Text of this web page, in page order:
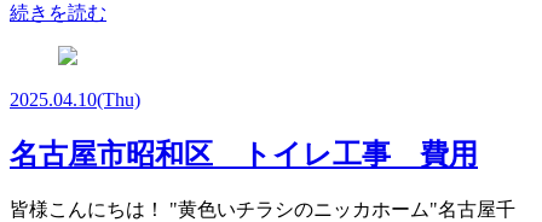
続きを読む
2025.04.10(Thu)
名古屋市昭和区 トイレ工事 費用
皆様こんにちは！ "黄色いチラシのニッカホーム"名古屋千